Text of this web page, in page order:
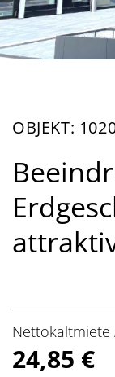
OBJEKT:
Nettokaltmiete
24,85 €